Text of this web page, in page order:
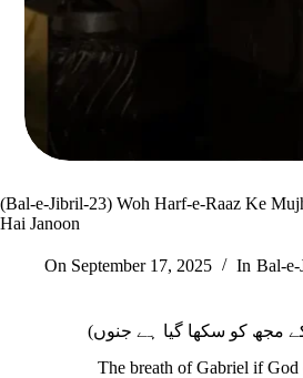
(Bal-e-Jibril-23) Woh Harf-e-Raaz Ke
Hai Janoon
On September 17, 2025 In Bal-
The breath of Gabriel if God